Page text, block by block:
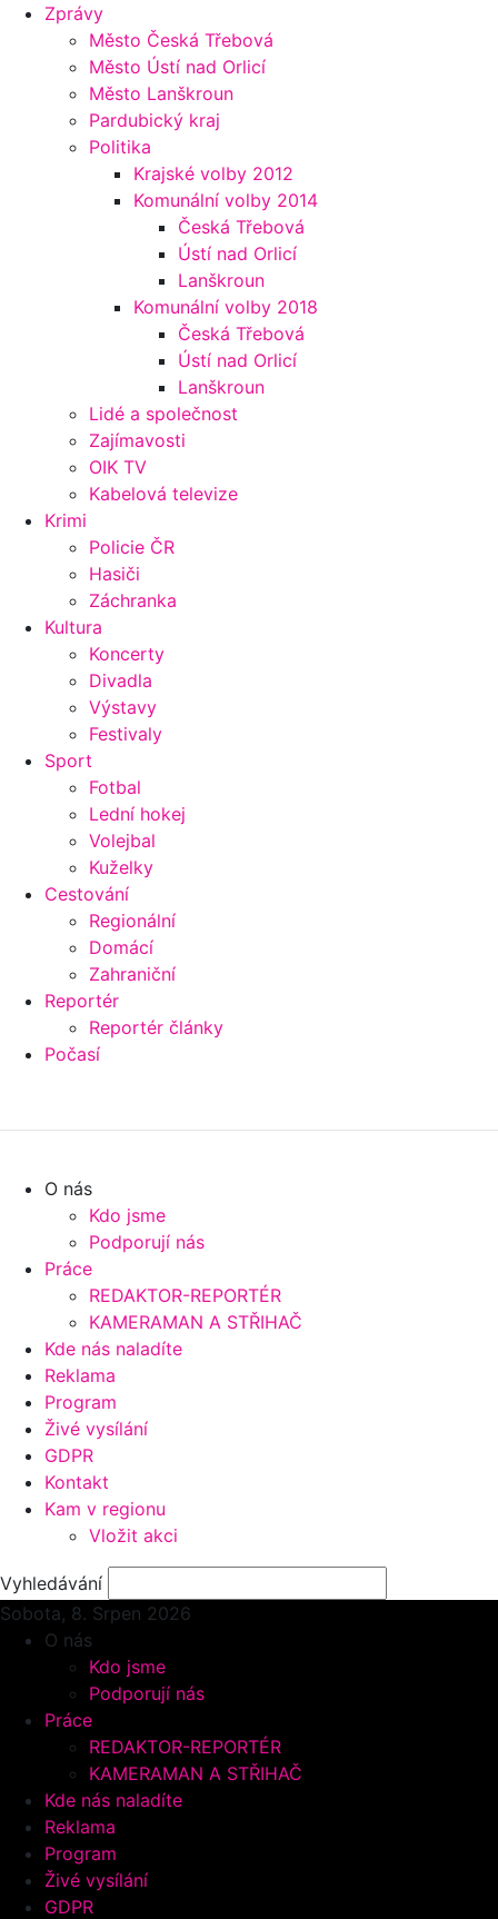
Zprávy
Město Česká Třebová
Město Ústí nad Orlicí
Město Lanškroun
Pardubický kraj
Politika
Krajské volby 2012
Komunální volby 2014
Česká Třebová
Ústí nad Orlicí
Lanškroun
Komunální volby 2018
Česká Třebová
Ústí nad Orlicí
Lanškroun
Lidé a společnost
Zajímavosti
OIK TV
Kabelová televize
Krimi
Policie ČR
Hasiči
Záchranka
Kultura
Koncerty
Divadla
Výstavy
Festivaly
Sport
Fotbal
Lední hokej
Volejbal
Kuželky
Cestování
Regionální
Domácí
Zahraniční
Reportér
Reportér články
Počasí
O nás
Kdo jsme
Podporují nás
Práce
REDAKTOR-REPORTÉR
KAMERAMAN A STŘIHAČ
Kde nás naladíte
Reklama
Program
Živé vysílání
GDPR
Kontakt
Kam v regionu
Vložit akci
Vyhledávání
Sobota, 8. Srpen 2026
O nás
Kdo jsme
Podporují nás
Práce
REDAKTOR-REPORTÉR
KAMERAMAN A STŘIHAČ
Kde nás naladíte
Reklama
Program
Živé vysílání
GDPR